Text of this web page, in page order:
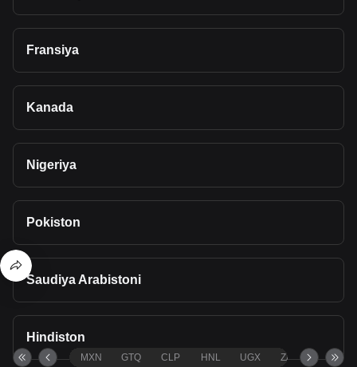
Fransiya
Kanada
Nigeriya
Pokiston
Saudiya Arabistoni
Hindiston
MXN GTQ CLP HNL UGX ZAR TND